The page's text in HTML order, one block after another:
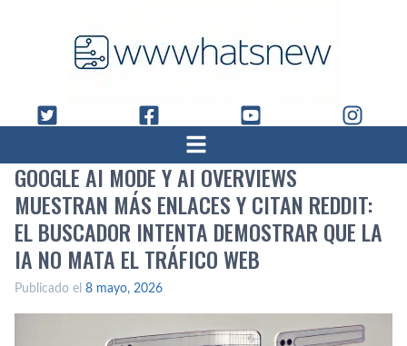
GOOGLE AI MODE Y AI OVERVIEWS
MUESTRAN MÁS ENLACES Y CITAN REDDIT:
EL BUSCADOR INTENTA DEMOSTRAR QUE LA
IA NO MATA EL TRÁFICO WEB
Publicado el 8 mayo, 2026